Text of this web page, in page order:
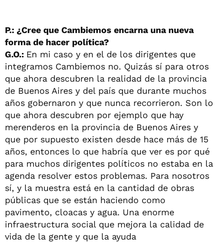
P.: ¿Cree que Cambiemos encarna una nueva
forma de hacer política?
G.O.: En mi caso y en el de los dirigentes que
integramos Cambiemos no. Quizás sí para otros
que ahora descubren la realidad de la provincia
de Buenos Aires y del país que durante muchos
años gobernaron y que nunca recorrieron. Son lo
que ahora descubren por ejemplo que hay
merenderos en la provincia de Buenos Aires y
que por supuesto existen desde hace más de 15
años, entonces lo que habría que ver es por qué
para muchos dirigentes políticos no estaba en la
agenda resolver estos problemas. Para nosotros
sí, y la muestra está en la cantidad de obras
públicas que se están haciendo como
pavimento, cloacas y agua. Una enorme
infraestructura social que mejora la calidad de
vida de la gente y que la ayuda